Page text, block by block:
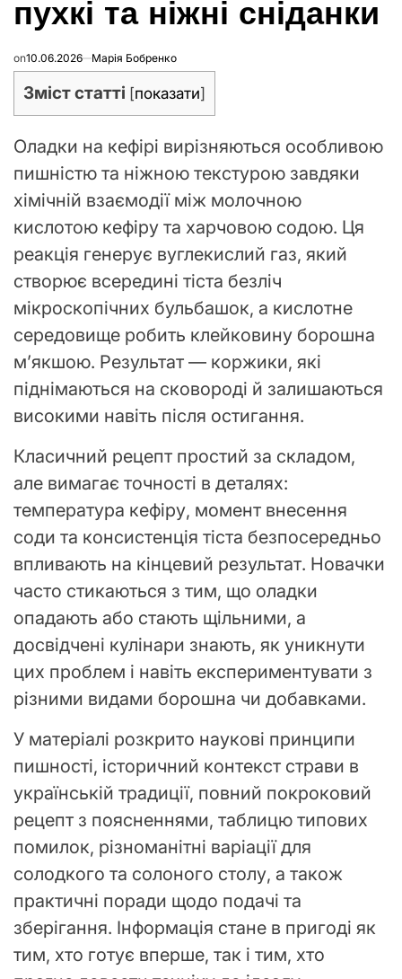
пухкі та ніжні сніданки
on10.06.2026 Марія Бобренко
Зміст статті [показати]
Оладки на кефірі вирізняються особливою
пишністю та ніжною текстурою завдяки
хімічній взаємодії між молочною
кислотою кефіру та харчовою содою. Ця
реакція генерує вуглекислий газ, який
створює всередині тіста безліч
мікроскопічних бульбашок, а кислотне
середовище робить клейковину борошна
м’якшою. Результат — коржики, які
піднімаються на сковороді й залишаються
високими навіть після остигання.
Класичний рецепт простий за складом,
але вимагає точності в деталях:
температура кефіру, момент внесення
соди та консистенція тіста безпосередньо
впливають на кінцевий результат. Новачки
часто стикаються з тим, що оладки
опадають або стають щільними, а
досвідчені кулінари знають, як уникнути
цих проблем і навіть експериментувати з
різними видами борошна чи добавками.
У матеріалі розкрито наукові принципи
пишності, історичний контекст страви в
українській традиції, повний покроковий
рецепт з поясненнями, таблицю типових
помилок, різноманітні варіації для
солодкого та солоного столу, а також
практичні поради щодо подачі та
зберігання. Інформація стане в пригоді як
тим, хто готує вперше, так і тим, хто